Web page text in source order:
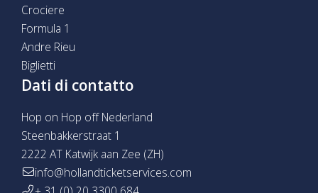
Crociere
Formula 1
Andre Rieu
Biglietti
Dati di contatto
Hop on Hop off Nederland
Steenbakkerstraat 1
2222 AT Katwijk aan Zee (ZH)
info@hollandticketservices.com